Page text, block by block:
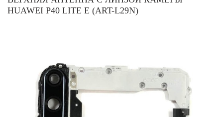
HUAWEI P40 LITE E (ART-L29N)